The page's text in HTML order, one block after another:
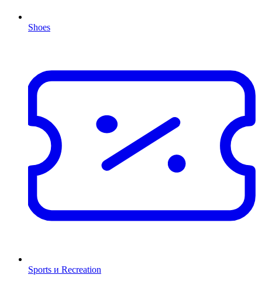
Shoes
Sports и Recreation